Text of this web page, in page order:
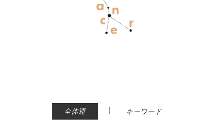
全体運 | キーワード